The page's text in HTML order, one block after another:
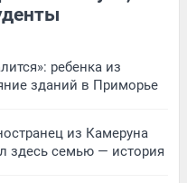
ребенка из
зданий в Приморье
из Камеруна
здесь семью — история